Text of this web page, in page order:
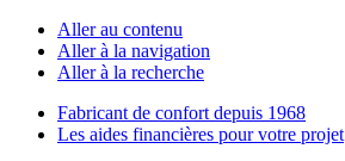
Aller au contenu
Aller à la navigation
Aller à la recherche
Fabricant de confort depuis 1968
Les aides financières pour votre projet